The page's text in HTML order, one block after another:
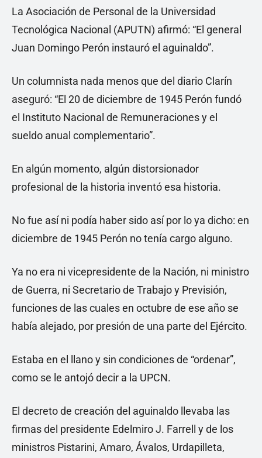
La Asociación de Personal de la Universidad
Tecnológica Nacional (APUTN) afirmó: “El general
Juan Domingo Perón instauró el aguinaldo”.
Un columnista nada menos que del diario Clarín
aseguró: “El 20 de diciembre de 1945 Perón fundó
el Instituto Nacional de Remuneraciones y el
sueldo anual complementario”.
En algún momento, algún distorsionador
profesional de la historia inventó esa historia.
No fue así ni podía haber sido así por lo ya dicho: en
diciembre de 1945 Perón no tenía cargo alguno.
Ya no era ni vicepresidente de la Nación, ni ministro
de Guerra, ni Secretario de Trabajo y Previsión,
funciones de las cuales en octubre de ese año se
había alejado, por presión de una parte del Ejército.
Estaba en el llano y sin condiciones de “ordenar”,
como se le antojó decir a la UPCN.
El decreto de creación del aguinaldo llevaba las
firmas del presidente Edelmiro J. Farrell y de los
ministros Pistarini, Amaro, Ávalos, Urdapilleta,